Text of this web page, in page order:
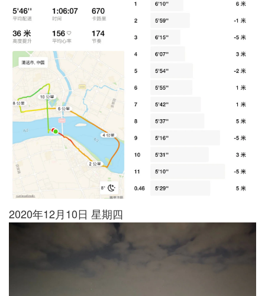
2020年12月10日 星期四